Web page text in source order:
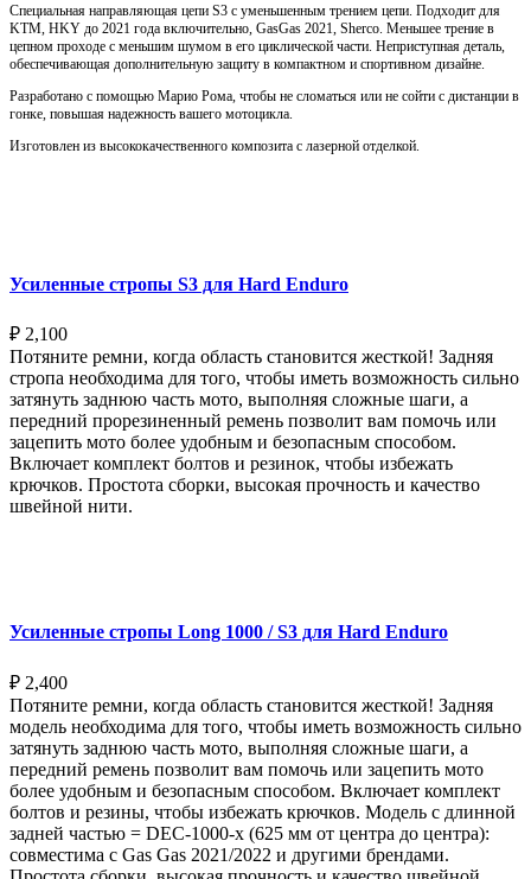
Специальная направляющая цепи S3 с уменьшенным трением цепи. Подходит для
KTM, HKY до 2021 года включительно, GasGas 2021, Sherco. Меньшее трение в
цепном проходе с меньшим шумом в его циклической части. Неприступная деталь,
обеспечивающая дополнительную защиту в компактном и спортивном дизайне.
Разработано с помощью Марио Рома, чтобы не сломаться или не сойти с дистанции в
гонке, повышая надежность вашего мотоцикла.
Изготовлен из высококачественного композита с лазерной отделкой.
Усиленные стропы S3 для Hard Enduro
₽ 2,100
Потяните ремни, когда область становится жесткой! Задняя
стропа необходима для того, чтобы иметь возможность сильно
затянуть заднюю часть мото, выполняя сложные шаги, а
передний прорезиненный ремень позволит вам помочь или
зацепить мото более удобным и безопасным способом.
Включает комплект болтов и резинок, чтобы избежать
крючков. Простота сборки, высокая прочность и качество
швейной нити.
Усиленные стропы Long 1000 / S3 для Hard Enduro
₽ 2,400
Потяните ремни, когда область становится жесткой! Задняя
модель необходима для того, чтобы иметь возможность сильно
затянуть заднюю часть мото, выполняя сложные шаги, а
передний ремень позволит вам помочь или зацепить мото
более удобным и безопасным способом. Включает комплект
болтов и резины, чтобы избежать крючков. Модель с длинной
задней частью = DEC-1000-x (625 мм от центра до центра):
совместима с Gas Gas 2021/2022 и другими брендами.